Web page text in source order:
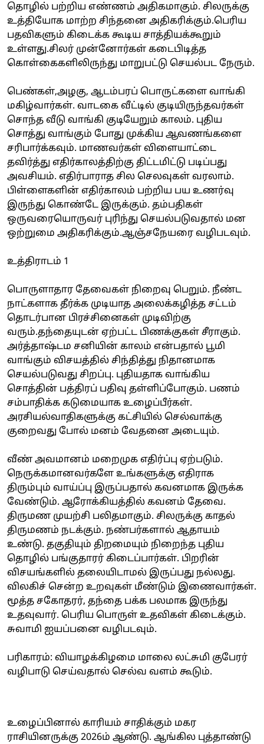
தொழில் பற்றிய எண்ணம் அதிகமாகும். சிலருக்கு
உத்தியோக மாற்ற சிந்தனை அதிகரிக்கும்.பெரிய
பதவிகளும் கிடைக்க கூடிய சாத்தியக்கூறும்
உள்ளது.சிலர் முன்னோர்கள் கடைபிடித்த
கொள்கைகளிலிருந்து மாறுபட்டு செயல்பட நேரும்.
பெண்கள்,அழகு, ஆடம்பரப் பொருட்களை வாங்கி
மகிழ்வார்கள். வாடகை வீட்டில் குடியிருந்தவர்கள்
சொந்த வீடு வாங்கி குடியேறும் காலம். புதிய
சொத்து வாங்கும் போது முக்கிய ஆவணங்களை
சரிபார்க்கவும். மாணவர்கள் விளையாட்டை
தவிர்த்து எதிர்காலத்திற்கு திட்டமிட்டு படிப்பது
அவசியம். எதிர்பாராத சில செலவுகள் வரலாம்.
பிள்ளைகளின் எதிர்காலம் பற்றிய பய உணர்வு
இருந்து கொண்டே இருக்கும். தம்பதிகள்
ஒருவரையொருவர் புரிந்து செயல்படுவதால் மன
ஒற்றுமை அதிகரிக்கும்.ஆஞ்சநேயரை வழிபடவும்.
உத்திராடம் 1
பொருளாதார தேவைகள் நிறைவு பெறும். நீண்ட
நாட்களாக தீர்க்க முடியாத அலைக்கழித்த சட்டம்
தொடர்பான பிரச்சினைகள் முடிவிற்கு
வரும்.தந்தையுடன் ஏற்பட்ட பிணக்குகள் சீராகும்.
அர்த்தாஷ்டம சனியின் காலம் என்பதால் பூமி
வாங்கும் விசயத்தில் சிந்தித்து நிதானமாக
செயல்படுவது சிறப்பு. புதியதாக வாங்கிய
சொத்தின் பத்திரப் பதிவு தள்ளிப்போகும். பணம்
சம்பாதிக்க கடுமையாக உழைப்பீர்கள்.
அரசியல்வாதிகளுக்கு கட்சியில் செல்வாக்கு
குறைவது போல் மனம் வேதனை அடையும்.
வீண் அவமானம் மறைமுக எதிர்ப்பு ஏற்படும்.
நெருக்கமானவர்களே உங்களுக்கு எதிராக
திரும்பும் வாய்ப்பு இருப்பதால் கவனமாக இருக்க
வேண்டும். ஆரோக்கியத்தில் கவனம் தேவை.
திருமண முயற்சி பலிதமாகும். சிலருக்கு காதல்
திருமணம் நடக்கும். நண்பர்களால் ஆதாயம்
உண்டு. தகுதியும் திறமையும் நிறைந்த புதிய
தொழில் பங்குதாரர் கிடைப்பார்கள். பிறரின்
விசயங்களில் தலையிடாமல் இருப்பது நல்லது.
விலகிச் சென்ற உறவுகள் மீண்டும் இணைவார்கள்.
மூத்த சகோதரர், தந்தை பக்க பலமாக இருந்து
உதவுவார். பெரிய பொருள் உதவிகள் கிடைக்கும்.
சுவாமி ஐயப்பனை வழிபடவும்.
பரிகாரம்: வியாழக்கிழமை மாலை லட்சுமி குபேரர்
வழிபாடு செய்வதால் செல்வ வளம் கூடும்.
உழைப்பினால் காரியம் சாதிக்கும் மகர
ராசியினருக்கு 2026ம் ஆண்டு. ஆங்கில புத்தாண்டு